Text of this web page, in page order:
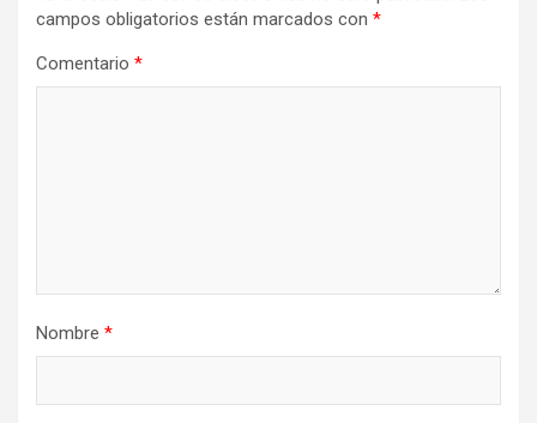
campos obligatorios están marcados con *
Comentario *
Nombre *